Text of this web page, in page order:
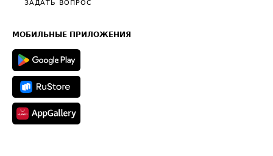
Общие положения
Техническая информация
ЗАДАТЬ ВОПРОС
МОБИЛЬНЫЕ ПРИЛОЖЕНИЯ